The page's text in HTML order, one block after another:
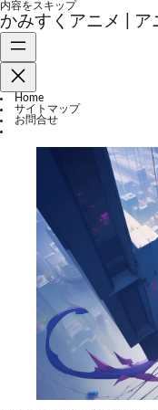
内容をスキップ
かみすくアニメ | ア
Home
サイトマップ
お問合せ